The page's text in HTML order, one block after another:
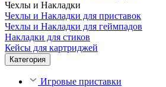
Чехлы и Накладки
Чехлы и Накладки для приставок
Чехлы и Накладки для геймпадов
Накладки для стиков
Кейсы для картриджей
Категория
Игровые приставки